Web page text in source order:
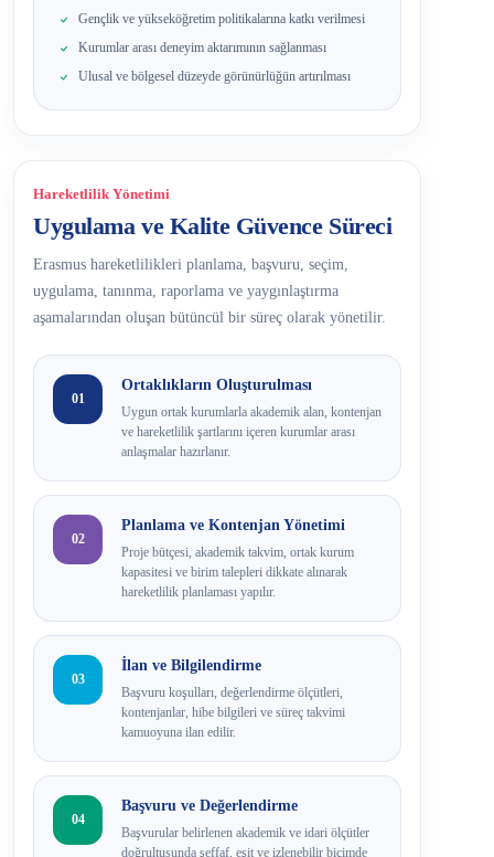
Gençlik ve yükseköğretim politikalarına katkı verilmesi
Kurumlar arası deneyim aktarımının sağlanması
Ulusal ve bölgesel düzeyde görünürlüğün artırılması
Hareketlilik Yönetimi
Uygulama ve Kalite Güvence Süreci
Erasmus hareketlilikleri planlama, başvuru, seçim,
uygulama, tanınma, raporlama ve yaygınlaştırma
aşamalarından oluşan bütüncül bir süreç olarak yönetilir.
01
Ortaklıkların Oluşturulması
Uygun ortak kurumlarla akademik alan, kontenjan
ve hareketlilik şartlarını içeren kurumlar arası
anlaşmalar hazırlanır.
02
Planlama ve Kontenjan Yönetimi
Proje bütçesi, akademik takvim, ortak kurum
kapasitesi ve birim talepleri dikkate alınarak
hareketlilik planlaması yapılır.
03
İlan ve Bilgilendirme
Başvuru koşulları, değerlendirme ölçütleri,
kontenjanlar, hibe bilgileri ve süreç takvimi
kamuoyuna ilan edilir.
04
Başvuru ve Değerlendirme
Başvurular belirlenen akademik ve idari ölçütler
doğrultusunda şeffaf, eşit ve izlenebilir biçimde